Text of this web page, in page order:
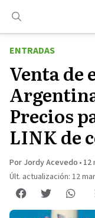
contenido
ENTRADAS
Venta de
Precios
LINK de
Por Jordy Acevedo • 12
Últ. actualización: 12